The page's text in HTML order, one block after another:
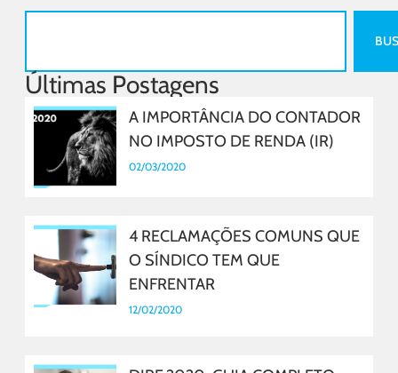
Últimas Postagens
A IMPORTÂNCIA DO CONTADOR
NO IMPOSTO DE RENDA (IR)
02/03/2020
4 RECLAMAÇÕES COMUNS QUE
O SÍNDICO TEM QUE
ENFRENTAR
12/02/2020